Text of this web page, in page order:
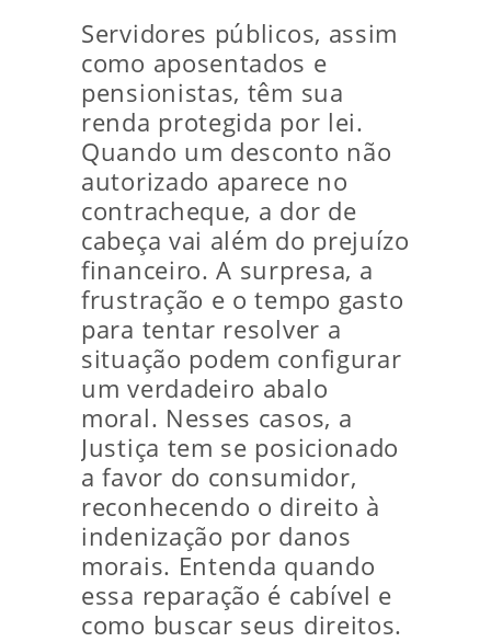
Servidores públicos, assim
como aposentados e
pensionistas, têm sua
renda protegida por lei.
Quando um desconto não
autorizado aparece no
contracheque, a dor de
cabeça vai além do prejuízo
financeiro. A surpresa, a
frustração e o tempo gasto
para tentar resolver a
situação podem configurar
um verdadeiro abalo
moral. Nesses casos, a
Justiça tem se posicionado
a favor do consumidor,
reconhecendo o direito à
indenização por danos
morais. Entenda quando
essa reparação é cabível e
como buscar seus direitos.